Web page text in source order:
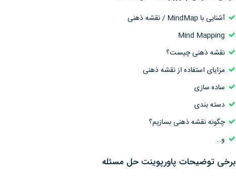
آشنایی با MindMap / نقشه ذهنی
Mind Mapping
نقشه ذهنی چیست؟
مزایای استفاده از نقشه ذهنی
ساده سازی
دسته بندی
چگونه نقشه ذهنی بسازیم؟
و…
برخی توضیحات پاورپوینت حل مسئله